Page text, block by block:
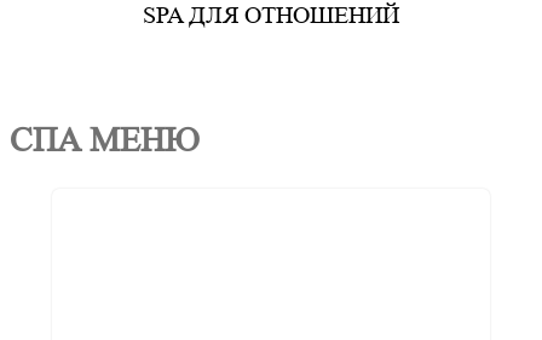
SPA ДЛЯ ОТНОШЕНИЙ
СПА МЕНЮ